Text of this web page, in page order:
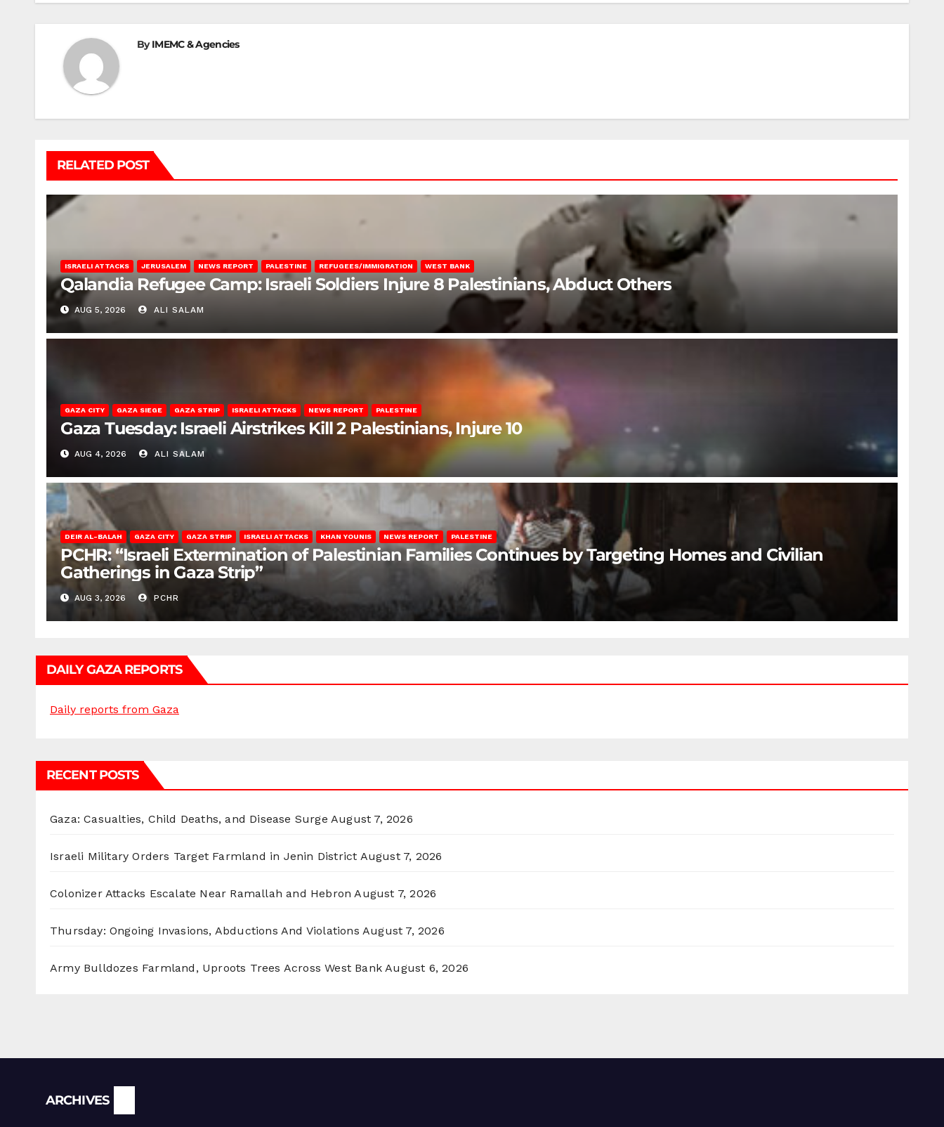
ByIMEMC & Agencies
RELATED POST
ISRAELI ATTACKS JERUSALEM NEWS REPORT PALESTINE REFUGEES/IMMIGRATION WEST BANK
Qalandia Refugee Camp: Israeli Soldiers Injure 8 Palestinians, Abduct Others
AUG 5, 2026 ALI SALAM
GAZA CITY GAZA SIEGE GAZA STRIP ISRAELI ATTACKS NEWS REPORT PALESTINE
Gaza Tuesday: Israeli Airstrikes Kill 2 Palestinians, Injure 10
AUG 4, 2026 ALI SALAM
DEIR AL-BALAH GAZA CITY GAZA STRIP ISRAELI ATTACKS KHAN YOUNIS NEWS REPORT PALESTINE
PCHR: “Israeli Extermination of Palestinian Families Continues by Targeting Homes and Civilian
Gatherings in Gaza Strip”
AUG 3, 2026 PCHR
DAILY GAZA REPORTS
Daily reports from Gaza
RECENT POSTS
Gaza: Casualties, Child Deaths, and Disease Surge August 7, 2026
Israeli Military Orders Target Farmland in Jenin District August 7, 2026
Colonizer Attacks Escalate Near Ramallah and Hebron August 7, 2026
Thursday: Ongoing Invasions, Abductions And Violations August 7, 2026
Army Bulldozes Farmland, Uproots Trees Across West Bank August 6, 2026
ARCHIVES